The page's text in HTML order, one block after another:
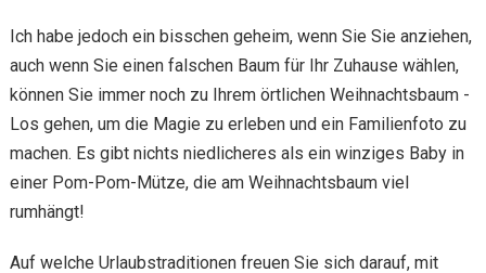
Ich habe jedoch ein bisschen geheim, wenn Sie Sie anziehen,
auch wenn Sie einen falschen Baum für Ihr Zuhause wählen,
können Sie immer noch zu Ihrem örtlichen Weihnachtsbaum -
Los gehen, um die Magie zu erleben und ein Familienfoto zu
machen. Es gibt nichts niedlicheres als ein winziges Baby in
einer Pom-Pom-Mütze, die am Weihnachtsbaum viel
rumhängt!
Auf welche Urlaubstraditionen freuen Sie sich darauf, mit